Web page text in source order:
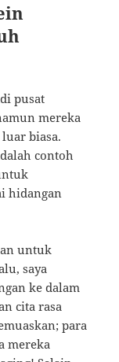
pusat
mereka
biasa.
contoh
hidangan
untuk
saya
ke dalam
cita rasa
para
mereka